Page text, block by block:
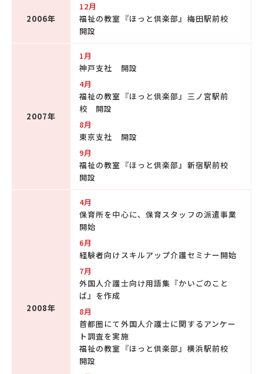
2006年
12月
福祉の教室『ほっと倶楽部』梅田駅前校
開設
2007年
1月
神戸支社 開設
4月
福祉の教室『ほっと倶楽部』三ノ宮駅前
校 開設
8月
東京支社 開設
9月
福祉の教室『ほっと倶楽部』新宿駅前校
開設
2008年
4月
保育所を中心に、保育スタッフの派遣事業
開始
6月
経験者向けスキルアップ介護セミナー開始
7月
外国人介護士向け用語集『かいごのこと
ば』を作成
8月
首都圏にて外国人介護士に関するアンケー
ト調査を実施
福祉の教室『ほっと倶楽部』横浜駅前校
開設